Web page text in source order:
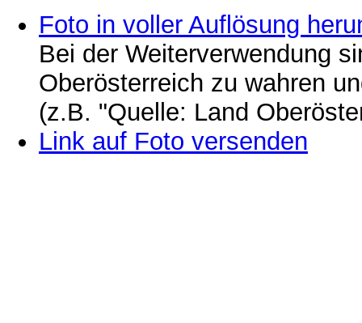
Foto in voller Auflösung
Bei der Weiterverwendung
Oberösterreich zu wahren
(z.B. "Quelle: Land
Link auf Foto versenden